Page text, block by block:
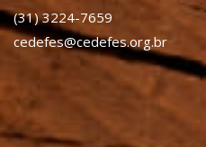
(31) 3224-7659
cedefes@cedefes.org.br